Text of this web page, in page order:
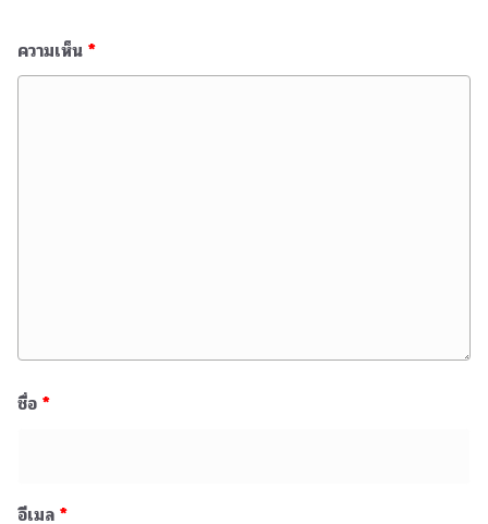
ความเห็น *
ชื่อ *
อีเมล *